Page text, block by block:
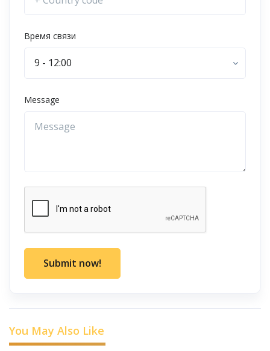
Время связи
9 - 12:00
Message
Submit now!
You May Also Like